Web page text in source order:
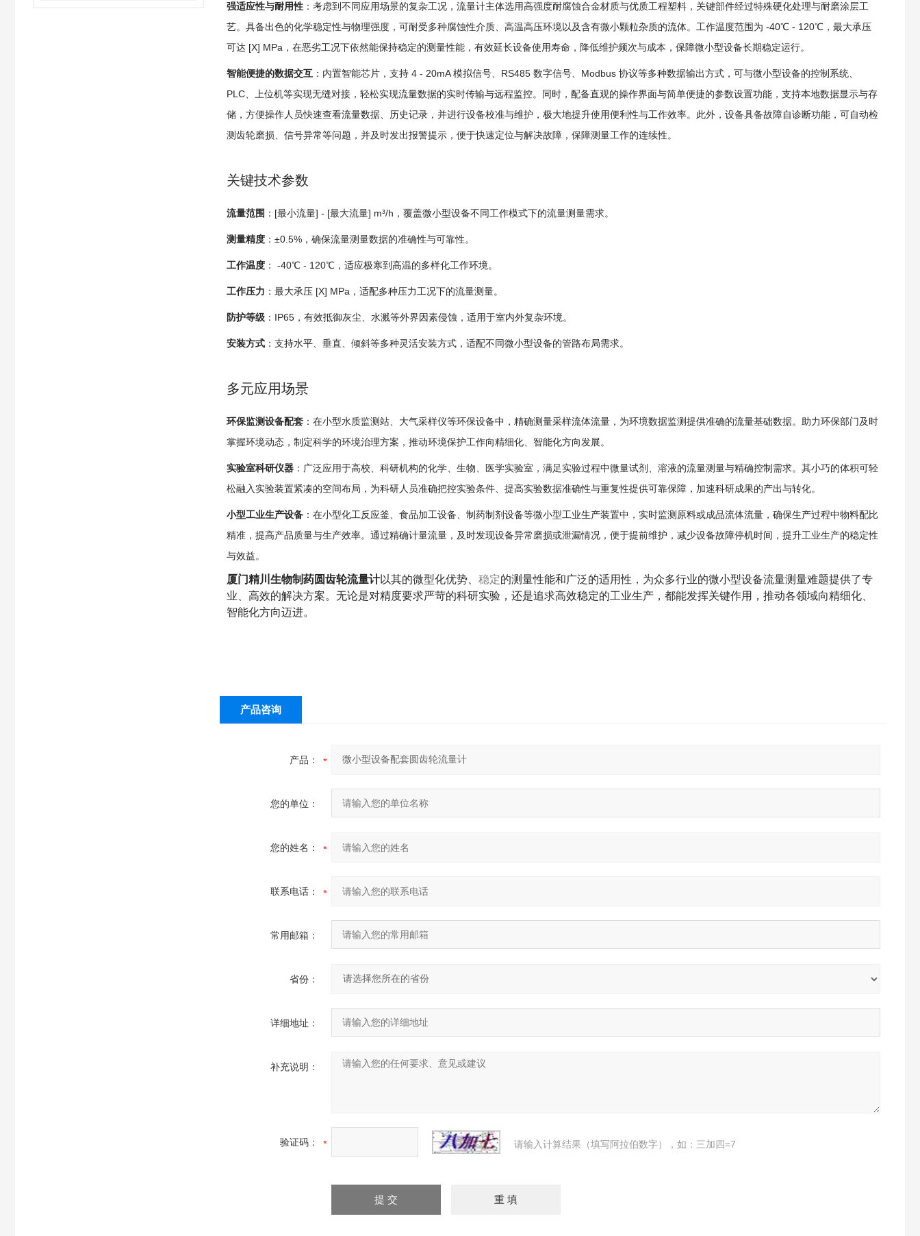
强适应性与耐用性 ：考虑到不同应用场景的复杂工况，流量计主体选用高强度耐腐蚀合金材质与优质工程塑料，关键部件经过特殊硬化处理与耐磨涂层工
艺。具备出色的化学稳定性与物理强度，可耐受多种腐蚀性介质、高温高压环境以及含有微小颗粒杂质的流体。工作温度范围为 -40℃ - 120℃，最大承压
可达 [X] MPa，在恶劣工况下依然能保持稳定的测量性能，有效延长设备使用寿命，降低维护频次与成本，保障微小型设备长期稳定运行。
智能便捷的数据交互 ：内置智能芯片，支持 4 - 20mA 模拟信号、RS485 数字信号、Modbus 协议等多种数据输出方式，可与微小型设备的控制系统、
PLC、上位机等实现无缝对接，轻松实现流量数据的实时传输与远程监控。同时，配备直观的操作界面与简单便捷的参数设置功能，支持本地数据显示与存
储，方便操作人员快速查看流量数据、历史记录，并进行设备校准与维护，极大地提升使用便利性与工作效率。此外，设备具备故障自诊断功能，可自动检
测齿轮磨损、信号异常等问题，并及时发出报警提示，便于快速定位与解决故障，保障测量工作的连续性。
关键技术参数
流量范围 ：[最小流量] - [最大流量] m³/h，覆盖微小型设备不同工作模式下的流量测量需求。
测量精度 ：±0.5%，确保流量测量数据的准确性与可靠性。
工作温度 ： -40℃ - 120℃，适应极寒到高温的多样化工作环境。
工作压力 ：最大承压 [X] MPa，适配多种压力工况下的流量测量。
防护等级 ：IP65，有效抵御灰尘、水溅等外界因素侵蚀，适用于室内外复杂环境。
安装方式 ：支持水平、垂直、倾斜等多种灵活安装方式，适配不同微小型设备的管路布局需求。
多元应用场景
环保监测设备配套 ：在小型水质监测站、大气采样仪等环保设备中，精确测量采样流体流量，为环境数据监测提供准确的流量基础数据。助力环保部门及时
掌握环境动态，制定科学的环境治理方案，推动环境保护工作向精细化、智能化方向发展。
实验室科研仪器 ：广泛应用于高校、科研机构的化学、生物、医学实验室，满足实验过程中微量试剂、溶液的流量测量与精确控制需求。其小巧的体积可轻
松融入实验装置紧凑的空间布局，为科研人员准确把控实验条件、提高实验数据准确性与重复性提供可靠保障，加速科研成果的产出与转化。
小型工业生产设备 ：在小型化工反应釜、食品加工设备、制药制剂设备等微小型工业生产装置中，实时监测原料或成品流体流量，确保生产过程中物料配比
精准，提高产品质量与生产效率。通过精确计量流量，及时发现设备异常磨损或泄漏情况，便于提前维护，减少设备故障停机时间，提升工业生产的稳定性
与效益。
厦门精川生物制药圆齿轮流量计以其的微型化优势、 稳定的测量性能和广泛的适用性，为众多行业的微小型设备流量测量难题提供了专
业、高效的解决方案。无论是对精度要求严苛的科研实验，还是追求高效稳定的工业生产，都能发挥关键作用，推动各领域向精细化、
智能化方向迈进。
产品咨询
产品：
您的单位：
您的姓名：
联系电话：
常用邮箱：
省份：
详细地址：
补充说明：
验证码： 请输入计算结果（填写阿拉伯数字），如：三加四=7